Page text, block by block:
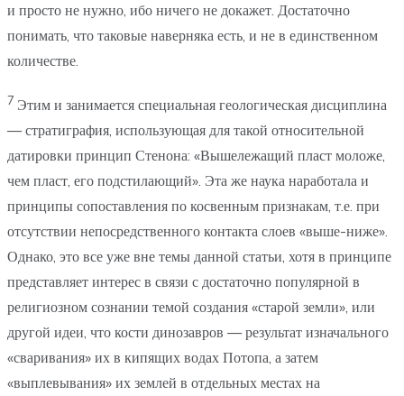
и просто не нужно, ибо ничего не докажет. Достаточно
понимать, что таковые наверняка есть, и не в единственном
количестве.
7 Этим и занимается специальная геологическая дисциплина
— стратиграфия, использующая для такой относительной
датировки принцип Стенона: «Вышележащий пласт моложе,
чем пласт, его подстилающий». Эта же наука наработала и
принципы сопоставления по косвенным признакам, т.е. при
отсутствии непосредственного контакта слоев «выше-ниже».
Однако, это все уже вне темы данной статьи, хотя в принципе
представляет интерес в связи с достаточно популярной в
религиозном сознании темой создания «старой земли», или
другой идеи, что кости динозавров — результат изначального
«сваривания» их в кипящих водах Потопа, а затем
«выплевывания» их землей в отдельных местах на